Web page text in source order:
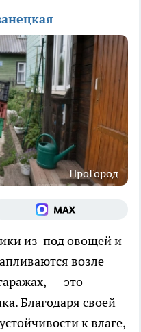
ПроГород
из-под овощей и
возле
— это
Благодаря своей
к влаге,